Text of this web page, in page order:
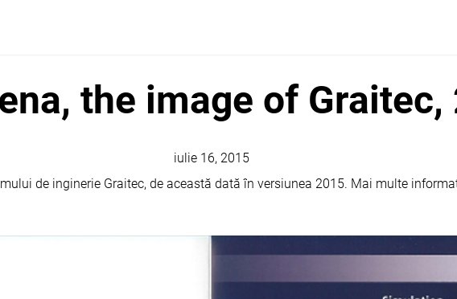
the image of Graitec,
iulie 16, 2015
de inginerie Graitec, de această dată în versiunea 2015. Mai multe